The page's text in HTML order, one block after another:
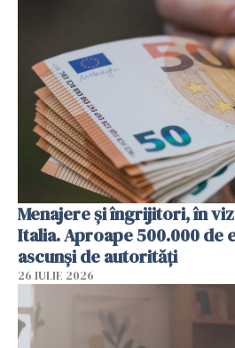
Menajere și îngrijitori, în
Italia. Aproape 500.000 de
ascunși de autorități
26 IULIE 2026